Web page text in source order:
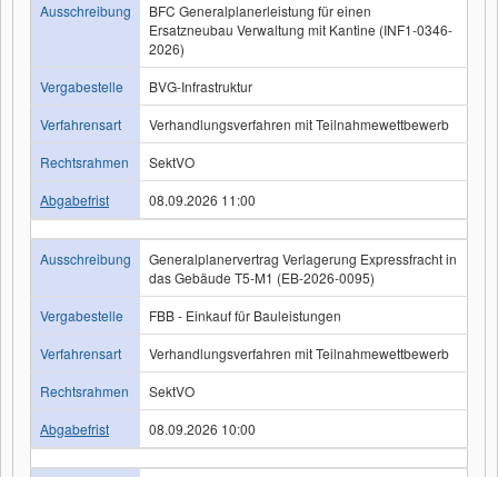
Ausschreibung
BFC Generalplanerleistung für einen
Ersatzneubau Verwaltung mit Kantine (INF1-0346-
2026)
Vergabestelle
BVG-Infrastruktur
Verfahrensart
Verhandlungsverfahren mit Teilnahmewettbewerb
Rechtsrahmen
SektVO
Abgabefrist
08.09.2026 11:00
Ausschreibung
Generalplanervertrag Verlagerung Expressfracht in
das Gebäude T5-M1 (EB-2026-0095)
Vergabestelle
FBB - Einkauf für Bauleistungen
Verfahrensart
Verhandlungsverfahren mit Teilnahmewettbewerb
Rechtsrahmen
SektVO
Abgabefrist
08.09.2026 10:00